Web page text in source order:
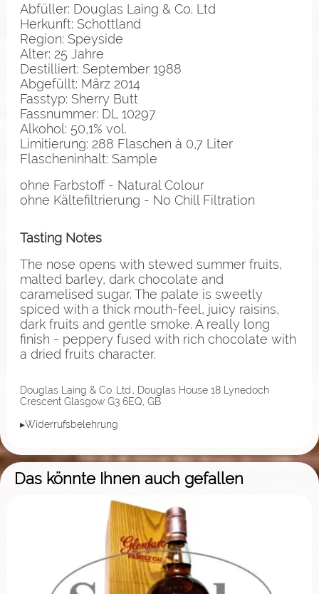
Abfüller: Douglas Laing & Co. Ltd
Herkunft: Schottland
Region: Speyside
Alter: 25 Jahre
Destilliert: September 1988
Abgefüllt: März 2014
Fasstyp: Sherry Butt
Fassnummer: DL 10297
Alkohol: 50,1% vol.
Limitierung: 288 Flaschen à 0,7 Liter
Flascheninhalt: Sample
ohne Farbstoff - Natural Colour
ohne Kältefiltrierung - No Chill Filtration
Tasting Notes
The nose opens with stewed summer fruits,
malted barley, dark chocolate and
caramelised sugar. The palate is sweetly
spiced with a thick mouth-feel, juicy raisins,
dark fruits and gentle smoke. A really long
finish - peppery fused with rich chocolate with
a dried fruits character.
Douglas Laing & Co. Ltd., Douglas House 18 Lynedoch
Crescent Glasgow G3 6EQ, GB
▸Widerrufsbelehrung
Das könnte Ihnen auch gefallen